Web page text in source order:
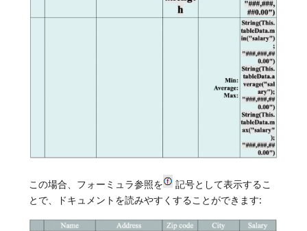
この場合、フォーミュラ参照を
記号として表示するこ
とで、ドキュメントを読みやすくすることができます: